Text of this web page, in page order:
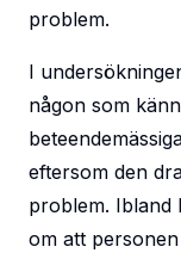
problem.
I
någon som
eftersom den
problem. Ibland
om att